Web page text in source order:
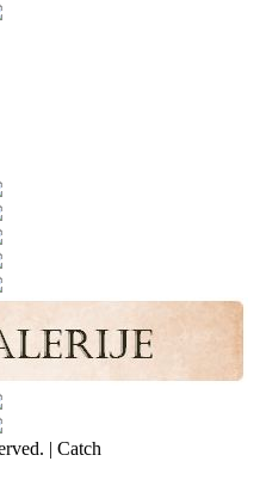
| Catch